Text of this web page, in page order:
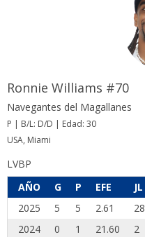
Ronnie Williams #70
Navegantes del Magallanes
P | B/L: D/D | Edad: 30
USA, Miami
LVBP
AÑO
G P EFE JL
2025
5 5 2.61 28
2024
0 1 21.60 2